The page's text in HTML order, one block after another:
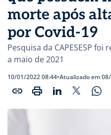
morte após
por Covid-19
Pesquisa da CAPESESP
a maio de 2021
10/01/2022 08:44•Atualizado em